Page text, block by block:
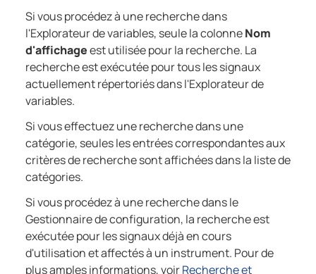
Si vous procédez à une recherche dans
l'Explorateur de variables, seule la colonneNom
d'affichageest utilisée pour la recherche. La
recherche est exécutée pour tous les signaux
actuellement répertoriés dans l'Explorateur de
variables.
Si vous effectuez une recherche dans une
catégorie, seules les entrées correspondantes aux
critères de recherche sont affichées dans la liste de
catégories.
Si vous procédez à une recherche dans le
Gestionnaire de configuration, la recherche est
exécutée pour les signaux déjà en cours
d'utilisation et affectés à un instrument. Pour de
plus amples informations, voirRecherche et